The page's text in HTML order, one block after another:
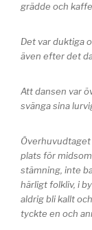
grädde och
Det var duktiga
även efter det
Att dansen var
svänga sina
plats för
stämning, inte
härligt folkliv, i
aldrig bli kallt
tyckte en och